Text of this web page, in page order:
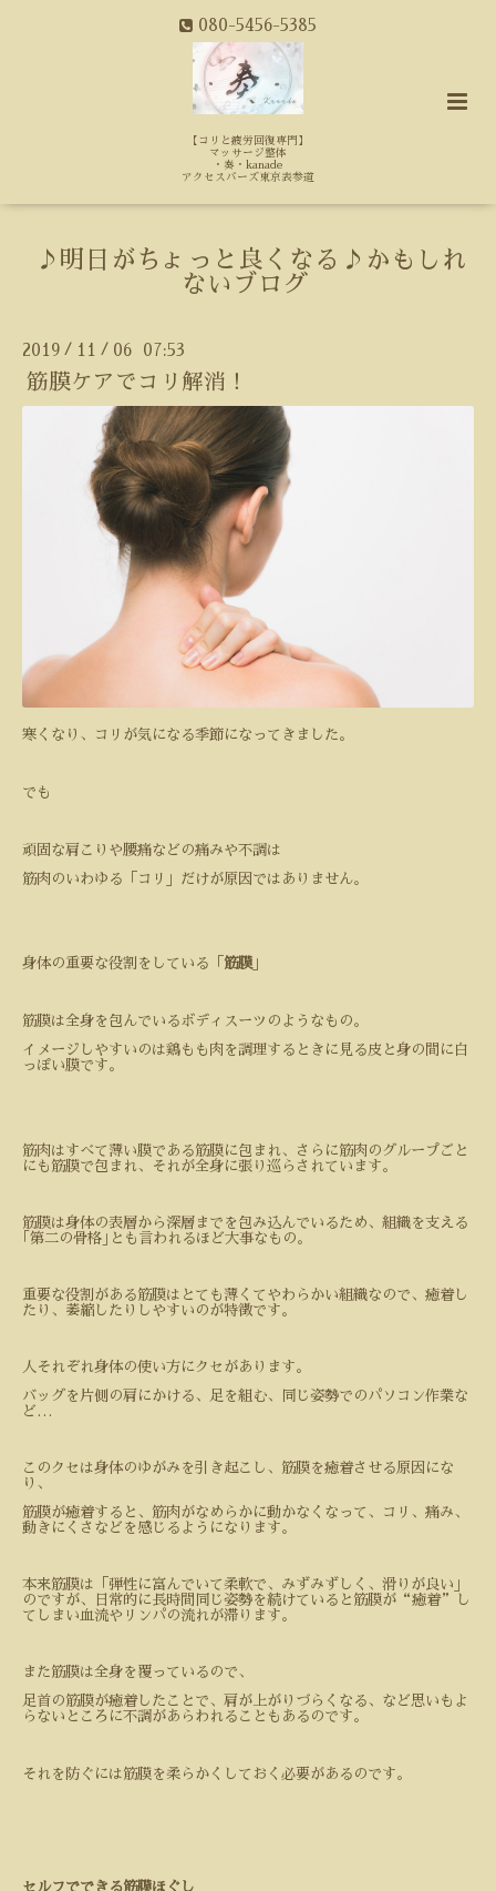
080-5456-5385
【コリと疲労回復専門】
マッサージ整体
・奏・kanade
アクセスバーズ東京表参道
♪明日がちょっと良くなる♪かもしれ
ないブログ
2019 / 11 / 06 07:53
筋膜ケアでコリ解消！
寒くなり、コリが気になる季節になってきました。
でも
頑固な肩こりや腰痛などの痛みや不調は
筋肉のいわゆる「コリ」だけが原因ではありません。
身体の重要な役割をしている「 筋膜
筋膜は全身を包んでいるボディスーツのようなもの。
イメージしやすいのは鶏もも肉を調理するときに見る皮と身の間に白
っぽい膜です。
筋肉はすべて薄い膜である筋膜に包まれ、さらに筋肉のグループごと
にも筋膜で包まれ、それが全身に張り巡らされています。
筋膜は身体の表層から深層までを包み込んでいるため、組織を支える
｢第二の骨格｣とも言われるほど大事なもの。
重要な役割がある筋膜はとても薄くてやわらかい組織なので、癒着し
たり、萎縮したりしやすいのが特徴です。
人それぞれ身体の使い方にクセがあります。
バッグを片側の肩にかける、足を組む、同じ姿勢でのパソコン作業な
ど …
このクセは身体のゆがみを引き起こし、筋膜を癒着させる原因にな
り、
筋膜が癒着すると、筋肉がなめらかに動かなくなって、コリ、痛み、
動きにくさなどを感じるようになります。
本来筋膜は「弾性に富んでいて柔軟で、みずみずしく、滑りが良い」
のですが、日常的に長時間同じ姿勢を続けていると筋膜が“癒着”し
てしまい血流やリンパの流れが滞ります。
また筋膜は全身を覆っているので、
足首の筋膜が癒着したことで、肩が上がりづらくなる、など思いもよ
らないところに不調があらわれることもあるのです。
それを防ぐには筋膜を柔らかくしておく必要があるのです。
セルフでできる筋膜ほぐし